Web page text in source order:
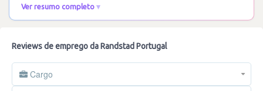
Ver resumo completo
Reviews de emprego da Randstad Portugal
Cargo